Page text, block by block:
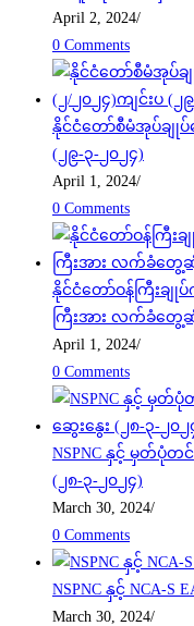
April 2, 2024/
0 Comments
နိုင်ငံတော်စီမံအုပ်ချုပ်
(၂၉-၃-၂၀၂၄)
April 1, 2024/
0 Comments
နိုင်ငံတော်ဝန်ကြီးချု
ကြီးအား လက်ခံတွေ့
April 1, 2024/
0 Comments
NSPNC နှင့် မှတ်ပုံတ
(၂၈-၃-၂၀၂၄)
March 30, 2024/
0 Comments
NSPNC နှင့် NCA-
March 30, 2024/